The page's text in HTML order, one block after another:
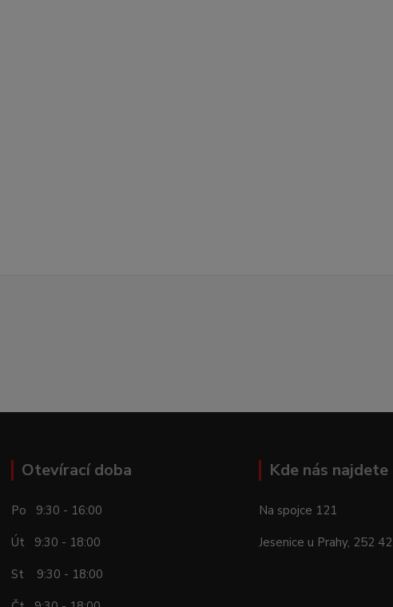
Otevírací doba
Po 9:30 - 16:00
Út 9:30 - 18:00
St 9:30 - 18:00
Kde nás najdete
Na spojce 121
Jesenice u Prahy, 252 42